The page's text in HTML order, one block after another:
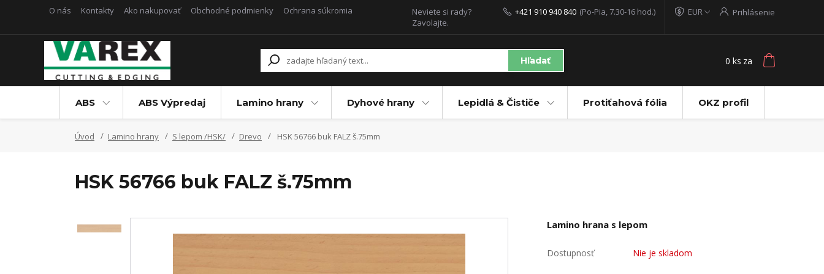
O nás Kontakty Ako nakupovať Obchodné podmienky Ochrana súkromia EUR Prihlásenie
Hľadať
Neviete si rady?
Zavolajte.
+421 910 940 840 (Po-Pia, 7.30-16 hod.)
0 ks za
ABS ABS Výpredaj Lamino hrany Dyhové hrany Lepidlá & Čističe Protiťahová fólia OKZ profil
Úvod Lamino hrany S lepom /HSK/ Drevo HSK 56766 buk FALZ š.75mm
HSK 56766 buk FALZ š.75mm
Lamino hrana s lepom
Dostupnosť Nie je skladom